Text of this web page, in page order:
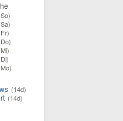
(14d)
(14d)